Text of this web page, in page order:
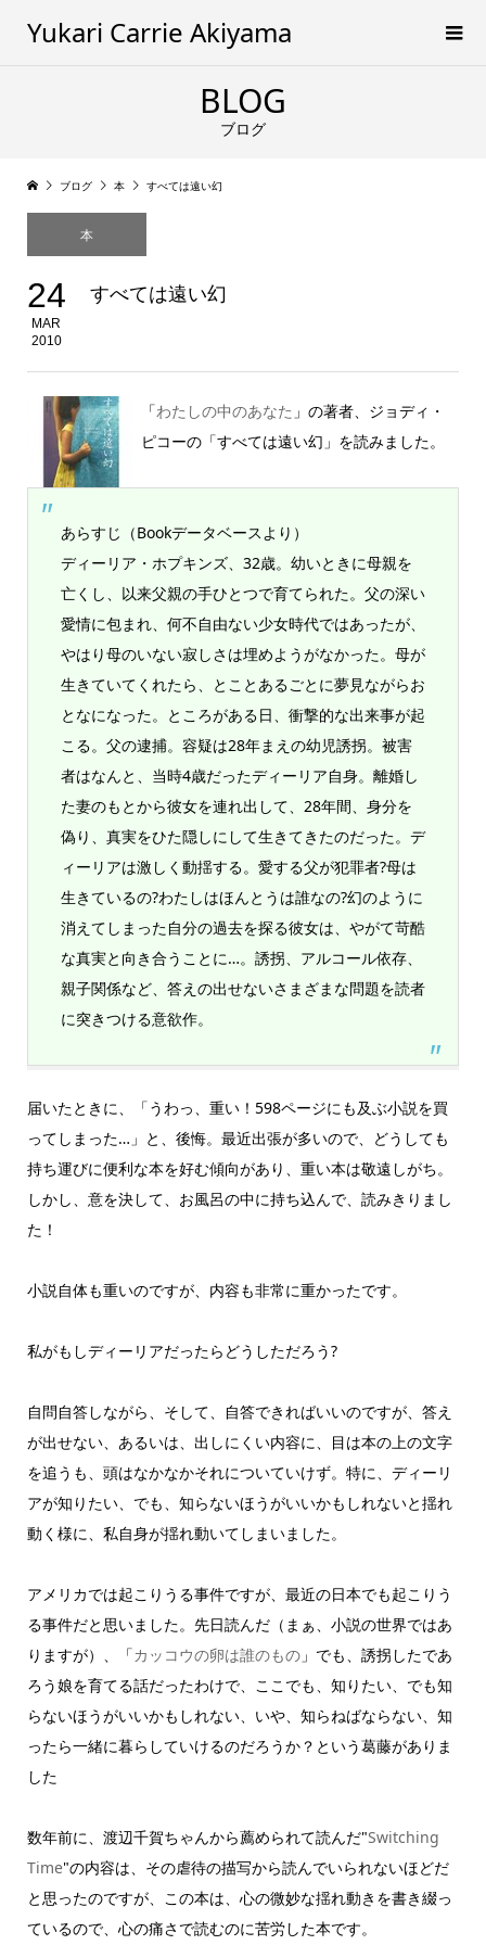
Yukari Carrie Akiyama
BLOG
ブログ
ブログ 本 すべては遠い幻
本
24
MAR
2010
すべては遠い幻
「わたしの中のあなた 」の著者、ジョディ・
ピコーの「すべては遠い幻」を読みました。
あらすじ（Bookデータベースより）
ディーリア・ホプキンズ、32歳。幼いときに母親を
亡くし、以来父親の手ひとつで育てられた。父の深い
愛情に包まれ、何不自由ない少女時代ではあったが、
やはり母のいない寂しさは埋めようがなかった。母が
生きていてくれたら、とことあるごとに夢見ながらお
となになった。ところがある日、衝撃的な出来事が起
こる。父の逮捕。容疑は28年まえの幼児誘拐。被害
者はなんと、当時4歳だったディーリア自身。離婚し
た妻のもとから彼女を連れ出して、28年間、身分を
偽り、真実をひた隠しにして生きてきたのだった。デ
ィーリアは激しく動揺する。愛する父が犯罪者?母は
生きているの?わたしはほんとうは誰なの?幻のように
消えてしまった自分の過去を探る彼女は、やがて苛酷
な真実と向き合うことに…。誘拐、アルコール依存、
親子関係など、答えの出せないさまざまな問題を読者
に突きつける意欲作。
届いたときに、「うわっ、重い！598ページにも及ぶ小説を買
ってしまった…」と、後悔。最近出張が多いので、どうしても
持ち運びに便利な本を好む傾向があり、重い本は敬遠しがち。
しかし、意を決して、お風呂の中に持ち込んで、読みきりまし
た！
小説自体も重いのですが、内容も非常に重かったです。
私がもしディーリアだったらどうしただろう?
自問自答しながら、そして、自答できればいいのですが、答え
が出せない、あるいは、出しにくい内容に、目は本の上の文字
を追うも、頭はなかなかそれについていけず。特に、ディーリ
アが知りたい、でも、知らないほうがいいかもしれないと揺れ
動く様に、私自身が揺れ動いてしまいました。
アメリカでは起こりうる事件ですが、最近の日本でも起こりう
る事件だと思いました。先日読んだ（まぁ、小説の世界ではあ
りますが）、「カッコウの卵は誰のもの」でも、誘拐したであ
ろう娘を育てる話だったわけで、ここでも、知りたい、でも知
らないほうがいいかもしれない、いや、知らねばならない、知
ったら一緒に暮らしていけるのだろうか？という葛藤がありま
した
数年前に、渡辺千賀ちゃんから薦められて読んだ"Switching
Time"の内容は、その虐待の描写から読んでいられないほどだ
と思ったのですが、この本は、心の微妙な揺れ動きを書き綴っ
ているので、心の痛さで読むのに苦労した本です。